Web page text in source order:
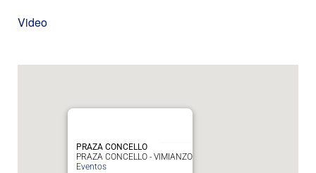
Video
PRAZA CONCELLO
PRAZA CONCELLO - VIMIANZO
Eventos